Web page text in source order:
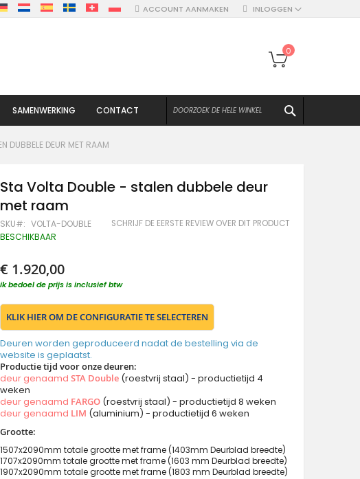
INLOGGEN
ACCOUNT AANMAKEN
Winkelwagen
0
SAMENWERKING CONTACT
DUBBELE DEUR MET RAAM
Sta Volta Double - stalen dubbele deur
met raam
SKU VOLTA-DOUBLE SCHRIJF DE EERSTE REVIEW OVER DIT PRODUCT
BESCHIKBAAR
€ 1.920,00
ik bedoel de prijs is inclusief btw
KLIK HIER OM DE CONFIGURATIE TE SELECTEREN
Deuren worden geproduceerd nadat de bestelling via de
website is geplaatst.
Productie tijd voor onze deuren:
deur genaamdSTA Double (roestvrij staal) - productietijd 4
weken
deur genaamd FARGO (roestvrij staal) - productietijd 8 weken
deur genaamd LIM (aluminium) - productietijd 6 weken
Grootte:
1507x2090mm totale grootte met frame (1403mm Deurblad breedte)
1707x2090mm totale grootte met frame (1603 mm Deurblad breedte)
1907x2090mm totale grootte met frame (1803 mm Deurblad breedte)